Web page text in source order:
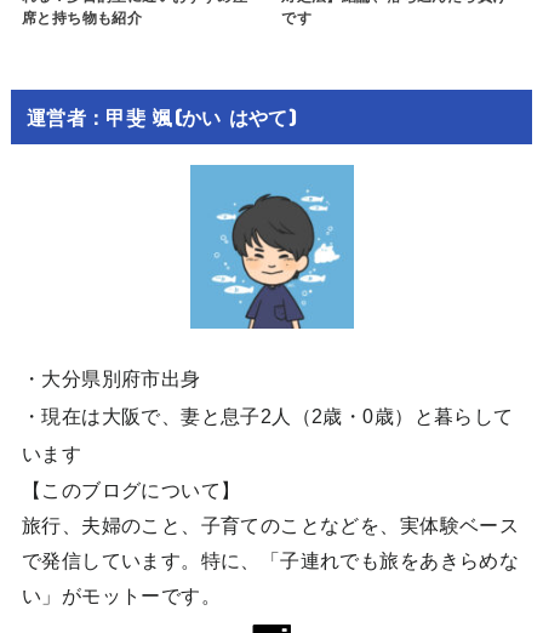
席と持ち物も紹介
です
運営者：甲斐 颯(かい はやて)
・大分県別府市出身
・現在は大阪で、妻と息子2人（2歳・0歳）と暮らして
います
【このブログについて】
旅行、夫婦のこと、子育てのことなどを、実体験ベース
で発信しています。特に、「子連れでも旅をあきらめな
い」がモットーです。